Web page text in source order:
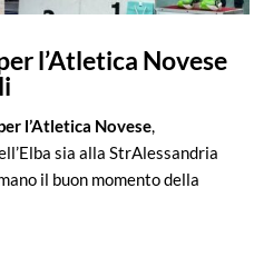
l’Atletica Novese
l’Atletica Novese
sia alla StrAlessandria
il buon momento della